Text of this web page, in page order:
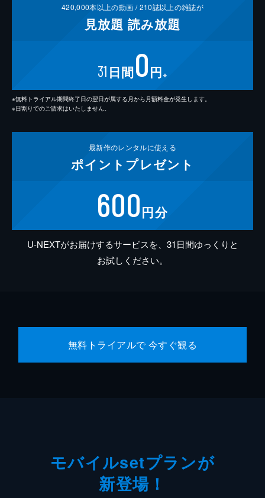
420,000本以上の動画 /210誌以上の雑誌が
見放題 読み放題
31 日間0円 ※
※無料トライアル期間終了日の翌日が属する月から月額料金が発生します。
※日割りでのご請求はいたしません。
最新作のレンタルに使える
ポイント プレゼント
600円分
U-NEXTがお届けするサービスを、31日間ゆっくりと
お試しください。
無料トライアルで 今すぐ観る
モバイルsetプランが
新登場！